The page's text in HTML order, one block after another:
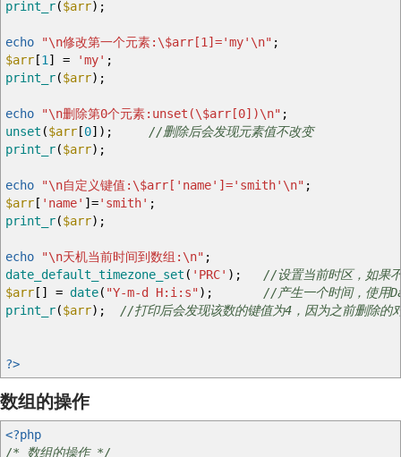
print_r($arr) ;
echo "\n修改第一个元素: \$arr[1]='my' \n" ;
$arr [1 ] = 'my' ;
print_r($arr) ;
echo "\n删除第0个元素:unset(\$arr[0])\n" ;
unset ($arr [0] ) ;
//删除后会发现元素值不改变
print_r($arr) ;
echo "\n自定义键值: \$arr['name']='smith' \n" ;
$arr [ 'name' ] ='smith' ;
print_r($arr) ;
echo "\n天机当前时间到数组: \n" ;
date_default_timezone_set ( 'PRC' ) ;
//设置当前时区，如果
$arr [ ] = date( "Y-m-d H:i:s") ;
//产生一个时间，使用
print_r($arr) ; //打印后会发现该数的键值为4，因为之前删除的
?>
数组的操作
<?php
/* 数组的操作 */